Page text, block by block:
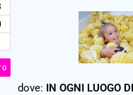
dove: IN OGNI LUOGO